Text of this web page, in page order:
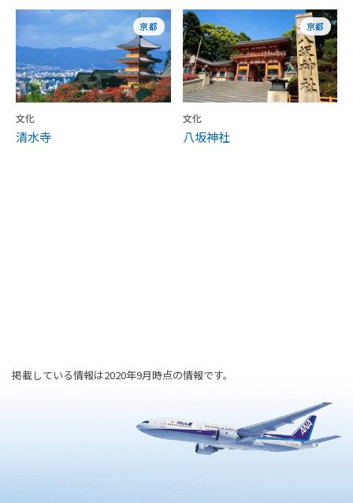
京都
文化
清水寺
京都
文化
八坂神社
掲載している情報は2020年9月時点の情報です。